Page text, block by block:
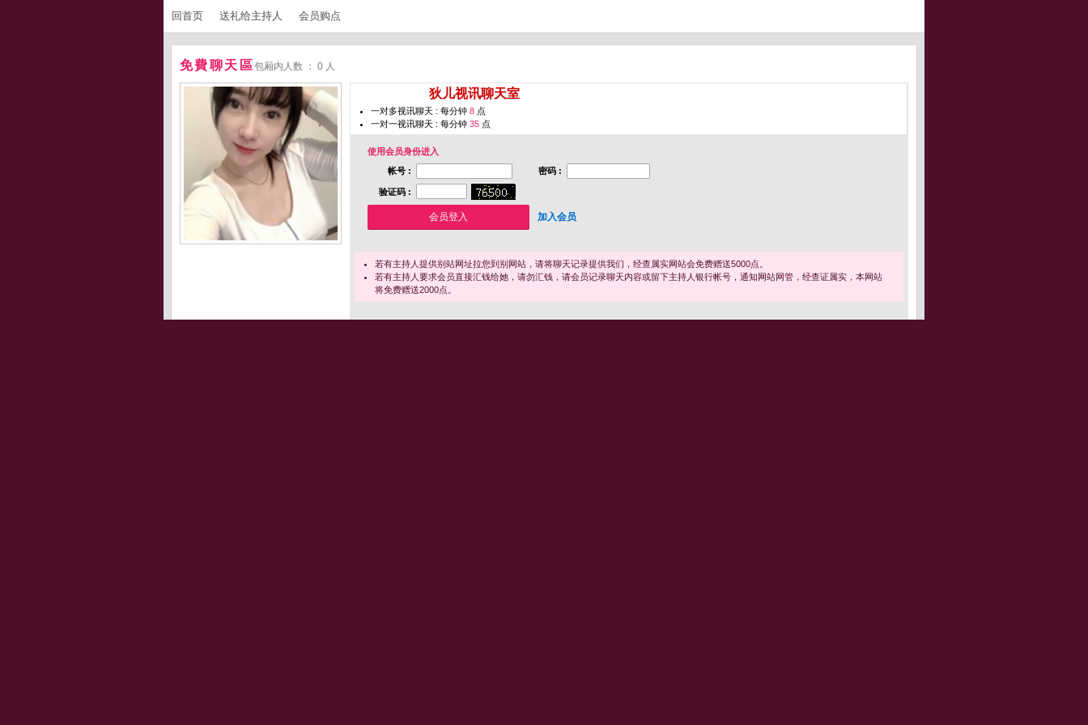
回首页 送礼给主持人 会员购点
免費聊天區包厢内人数 ： 0 人
狄儿视讯聊天室
一对多视讯聊天 : 每分钟 8 点
一对一视讯聊天 : 每分钟 35 点
使用会员身份进入
帐号 :
密码 :
验证码 :
加入会员
若有主持人提供别站网址拉您到别网站，请将聊天记录提供我们，经查属实网站会免费赠送5000点。
若有主持人要求会员直接汇钱给她，请勿汇钱，请会员记录聊天内容或留下主持人银行帐号，通知网站网管，经查证属实，本网站
将免费赠送2000点。